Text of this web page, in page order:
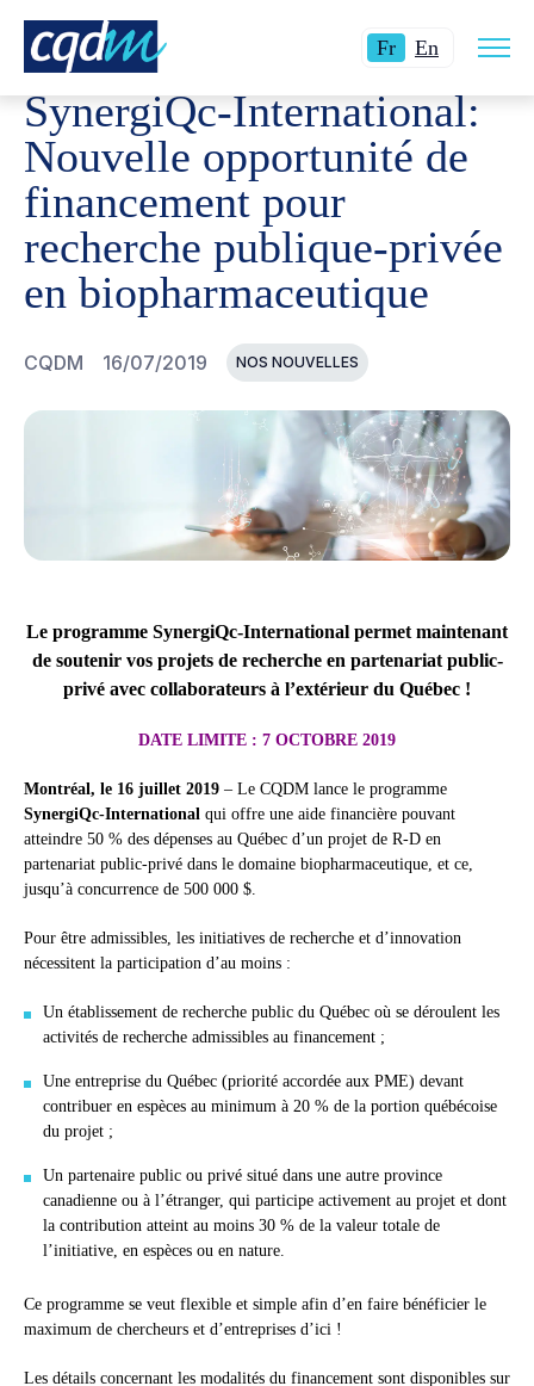
FrLangue
:
Français.
En Switch
to
English.
la
site
CQDM NOUVELLES ET ÉVÉNEMENTS SYNERGIQC-
SynergiQc-International:
Nouvelle opportunité de
financement pour
recherche publique-privée
en biopharmaceutique
CQDM 16/07/2019 NOS NOUVELLES
Le programme SynergiQc-International permet maintenant
de soutenir vos projets de recherche en partenariat public-
privé avec collaborateurs à l’extérieur du Québec !
DATE LIMITE : 7 OCTOBRE 2019
Montréal, le 16 juillet 2019 – Le CQDM lance le programme
SynergiQc-International qui offre une aide financière pouvant
atteindre 50 % des dépenses au Québec d’un projet de R-D en
partenariat public-privé dans le domaine biopharmaceutique, et ce,
jusqu’à concurrence de 500 000 $.
Pour être admissibles, les initiatives de recherche et d’innovation
nécessitent la participation d’au moins :
Un établissement de recherche public du Québec où se déroulent les
activités de recherche admissibles au financement ;
Une entreprise du Québec (priorité accordée aux PME) devant
contribuer en espèces au minimum à 20 % de la portion québécoise
du projet ;
Un partenaire public ou privé situé dans une autre province
canadienne ou à l’étranger, qui participe activement au projet et dont
la contribution atteint au moins 30 % de la valeur totale de
l’initiative, en espèces ou en nature.
Ce programme se veut flexible et simple afin d’en faire bénéficier le
maximum de chercheurs et d’entreprises d’ici !
Les détails concernant les modalités du financement sont disponibles sur